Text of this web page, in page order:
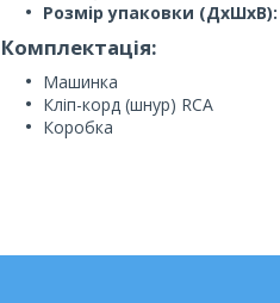
Розмір упаковки (ДxШxВ):
Комплектація:
Машинка
Кліп-корд (шнур) RCA
Коробка